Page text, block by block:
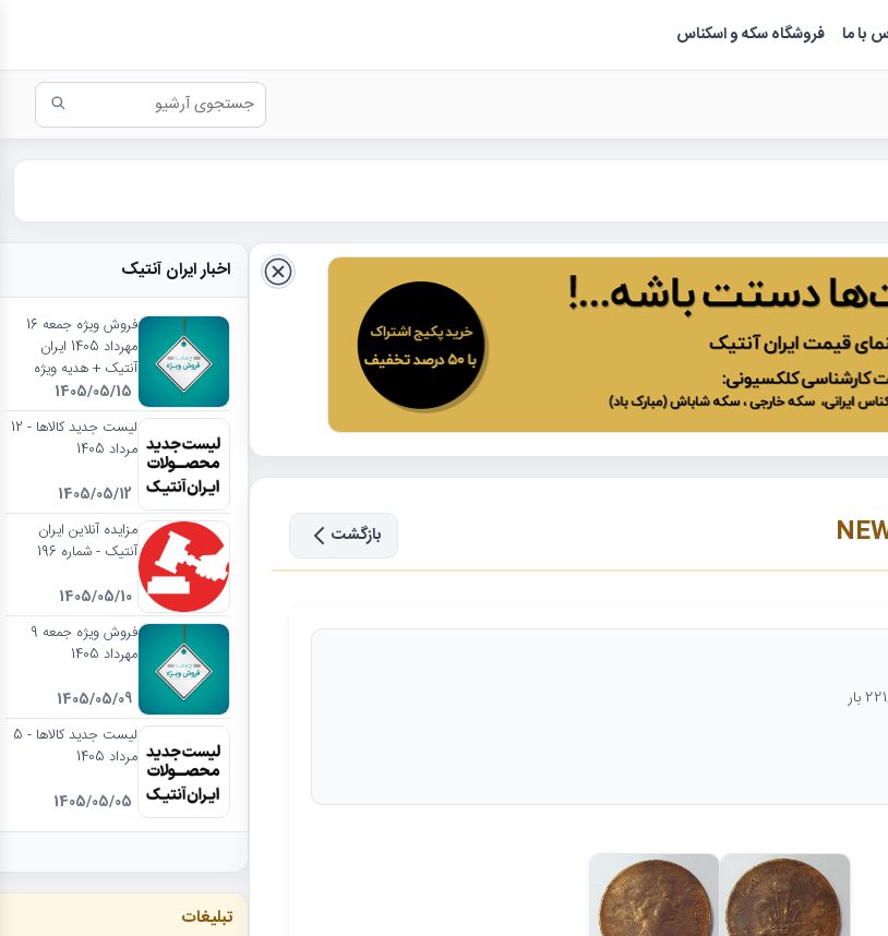
با ما فروشگاه سکه و اسکناس
بازگشت
اخبار ایران آنتیک
فروش ویژه جمعه 16
مهرداد 1405 ایران
آنتیک + هدیه ویژه
1405/05/15
لیست جدید کالاها - 12
مرداد 1405
1405/05/12
مزایده آنلاین ایران
آنتیک - شماره 196
1405/05/10
فروش ویژه جمعه 9
مهرداد 1405
1405/05/09
لیست جدید کالاها - 5
مرداد 1405
1405/05/05
تبلیغات